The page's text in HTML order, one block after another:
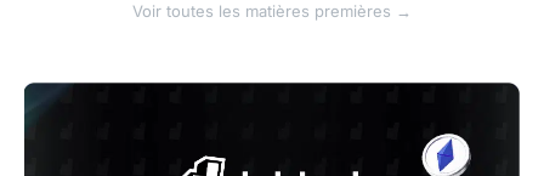
Voir toutes les matières premières →